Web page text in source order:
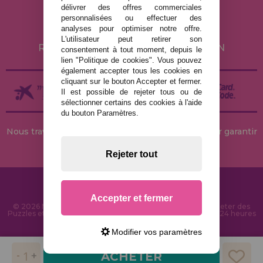
ACHETER
POLITIQUE DE COOKIES
LIVRAISON ET RETOUR
RETOURS / DROIT DE RÉTRACTATION
Nous travaillons avec des stocks permanents pour garantir
© 2026 MaisonDesPuzzles.fr - Boutique en ligne pour acheter des
Puzzles et des Casse-têtes sur Internet. Livraison rapide en 24 heures
délivrer des offres commerciales
personnalisées ou effectuer des
analyses pour optimiser notre offre.
L'utilisateur peut retirer son
consentement à tout moment, depuis le
lien "Politique de cookies". Vous pouvez
également accepter tous les cookies en
cliquant sur le bouton Accepter et fermer.
Il est possible de rejeter tous ou de
sélectionner certains des cookies à l'aide
du bouton Paramètres.
Rejeter tout
Accepter et fermer
Modifier vos paramètres